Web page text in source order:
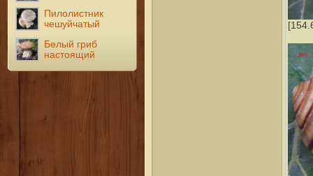
Пилолистник
чешуйчатый
Белый гриб
настоящий